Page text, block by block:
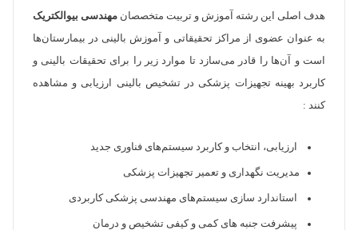
هدف اصلی این رشته آموزش و تربیت متخصصان مهندسی بیوالکتریک
به عنوان عضوی از مراکز تحقیقاتی و آموزش بالینی در بیمارستان‌ها
است و آن‌ها را قادر می‌سازد تا موارد زیر را برای تحقیقات بالینی و
کاربرد بهینه تجهیزات پزشکی در تشخیص بالینی ارزیابی و مشاهده
کنند :
ارزیابی، انتخاب و کاربرد سیستم‌های فناوری جدید
مدیریت نگهداری و تعمیر تجهیزات پزشکی
استاندارد سازی سیستم‌های مهندسی پزشکی کاربردی
پیشرفت جنبه های کمی و کیفی تشخیص و درمان